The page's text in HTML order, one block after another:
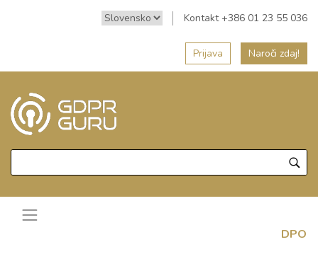
Kontakt +386 01 23 55 036
Prijava Naroči zdaj!
DPO